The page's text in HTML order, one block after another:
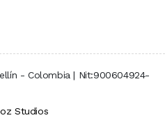
- Colombia | Nit:900604924-
Studios